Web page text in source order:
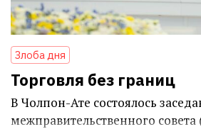
Злоба дня
Торговля без границ
В Чолпон-Ате состоялось
межправительственного